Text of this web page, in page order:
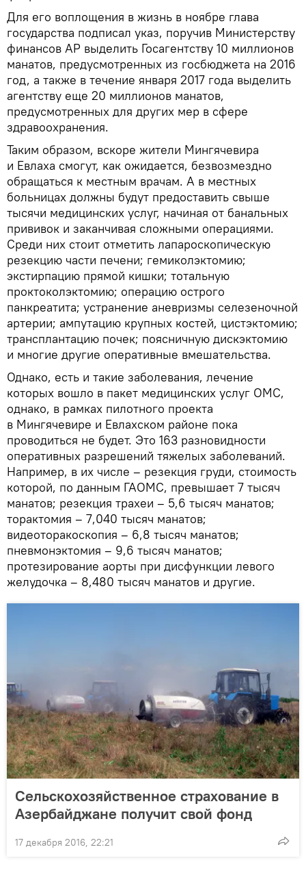
Для его воплощения в жизнь в ноябре глава
государства подписал указ, поручив Министерству
финансов АР выделить Госагентству 10 миллионов
манатов, предусмотренных из госбюджета на 2016
год, а также в течение января 2017 года выделить
агентству еще 20 миллионов манатов,
предусмотренных для других мер в сфере
здравоохранения.
Таким образом, вскоре жители Мингячевира
и Евлаха смогут, как ожидается, безвозмездно
обращаться к местным врачам. А в местных
больницах должны будут предоставить свыше
тысячи медицинских услуг, начиная от банальных
прививок и заканчивая сложными операциями.
Среди них стоит отметить лапароскопическую
резекцию части печени; гемиколэктомию;
экстирпацию прямой кишки; тотальную
проктоколэктомию; операцию острого
панкреатита; устранение аневризмы селезеночной
артерии; ампутацию крупных костей, цистэктомию;
трансплантацию почек; поясничную дискэктомию
и многие другие оперативные вмешательства.
Однако, есть и такие заболевания, лечение
которых вошло в пакет медицинских услуг ОМС,
однако, в рамках пилотного проекта
в Мингячевире и Евлахском районе пока
проводиться не будет. Это 163 разновидности
оперативных разрешений тяжелых заболеваний.
Например, в их числе – резекция груди, стоимость
которой, по данным ГАОМС, превышает 7 тысяч
манатов; резекция трахеи – 5,6 тысяч манатов;
торактомия – 7,040 тысяч манатов;
видеоторакоскопия – 6,8 тысяч манатов;
пневмонэктомия – 9,6 тысяч манатов;
протезирование аорты при дисфункции левого
желудочка – 8,480 тысяч манатов и другие.
Сельскохозяйственное страхование в
Азербайджане получит свой фонд
17 декабря 2016, 22:21